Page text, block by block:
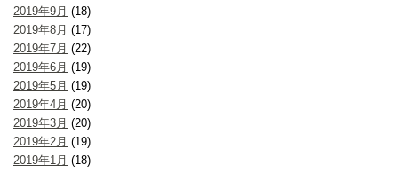
2019年9月 (18)
2019年8月 (17)
2019年7月 (22)
2019年6月 (19)
2019年5月 (19)
2019年4月 (20)
2019年3月 (20)
2019年2月 (19)
2019年1月 (18)